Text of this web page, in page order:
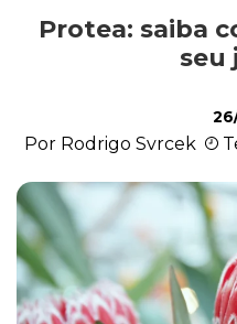
Cultivo
Protea: saiba
seu
Por Rodrigo Svrcek